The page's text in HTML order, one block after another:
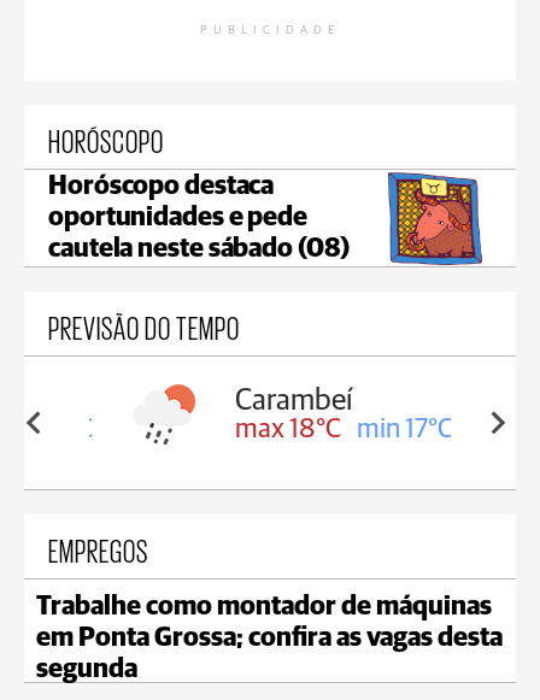
PUBLICIDADE
HORÓSCOPO
Horóscopo destaca
oportunidades e pede
cautela neste sábado (08)
PREVISÃO DO TEMPO
18°C
Carambeí
max 18°C min 17°C
EMPREGOS
Trabalhe como montador de máquinas
em Ponta Grossa; confira as vagas desta
segunda